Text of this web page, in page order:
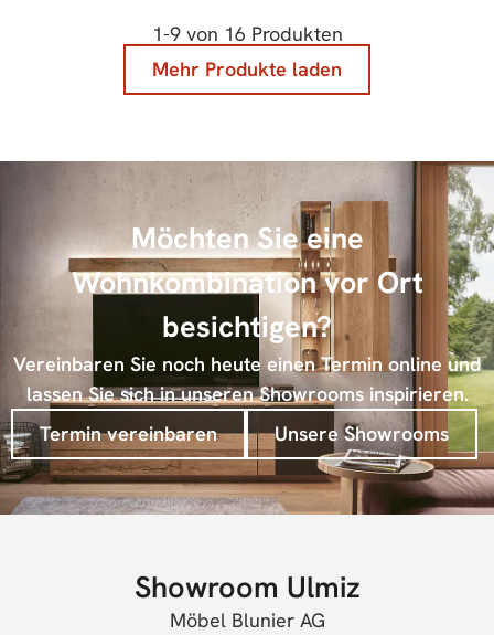
1-9von 16 Produkten
Mehr Produkte laden
Möchten Sie eine
Wohnkombination vor Ort
besichtigen?
Vereinbaren Sie noch heute einen Termin online und
lassen Sie sich in unseren Showrooms inspirieren.
Termin vereinbaren
Unsere Showrooms
Showroom Ulmiz
Möbel Blunier AG